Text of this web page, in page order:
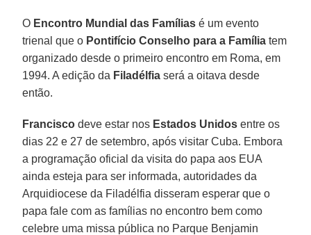
O Encontro Mundial das Famílias é um evento
trienal que o Pontifício Conselho para a Família tem
organizado desde o primeiro encontro em Roma, em
1994. A edição da Filadélfia será a oitava desde
então.
Francisco deve estar nos Estados Unidos entre os
dias 22 e 27 de setembro, após visitar Cuba. Embora
a programação oficial da visita do papa aos EUA
ainda esteja para ser informada, autoridades da
Arquidiocese da Filadélfia disseram esperar que o
papa fale com as famílias no encontro bem como
celebre uma missa pública no Parque Benjamin